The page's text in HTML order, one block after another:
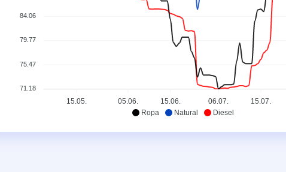
Ropa Natural Diesel
15.05. 05.06. 15.06. 06.07. 15.07.
84.06
79.77
75.47
71.18